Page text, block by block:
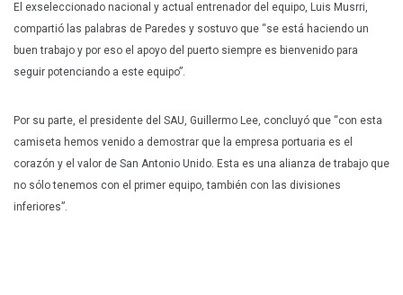
El exseleccionado nacional y actual entrenador del equipo, Luis Musrri,
compartió las palabras de Paredes y sostuvo que “se está haciendo un
buen trabajo y por eso el apoyo del puerto siempre es bienvenido para
seguir potenciando a este equipo”.
Por su parte, el presidente del SAU, Guillermo Lee, concluyó que “con esta
camiseta hemos venido a demostrar que la empresa portuaria es el
corazón y el valor de San Antonio Unido. Esta es una alianza de trabajo que
no sólo tenemos con el primer equipo, también con las divisiones
inferiores”.